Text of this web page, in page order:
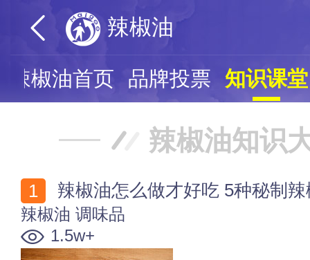
辣椒油
辣椒油首页 品牌投票 知识课堂
辣椒油知识
辣椒油怎么做才好吃 5种秘制
辣椒油 调味品
1.5w+